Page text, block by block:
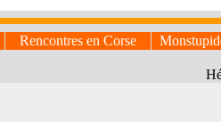
Rencontres en Corse